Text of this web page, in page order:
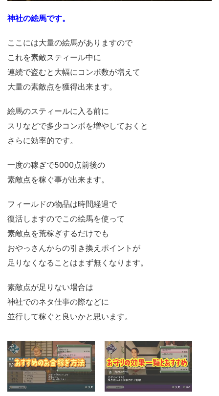
神社の絵馬です。
ここには大量の絵馬がありますので
これを素敵スティール中に
連続で盗むと大幅にコンボ数が増えて
大量の素敵点を獲得出来ます。
絵馬のスティールに入る前に
スリなどで多少コンボを増やしておくと
さらに効率的です。
一度の稼ぎで5000点前後の
素敵点を稼ぐ事が出来ます。
フィールドの物品は時間経過で
復活しますのでこの絵馬を使って
素敵点を荒稼ぎするだけでも
おやっさんからの引き換えポイントが
足りなくなることはまず無くなります。
素敵点が足りない場合は
神社でのネタ仕事の際などに
並行して稼ぐと良いかと思います。